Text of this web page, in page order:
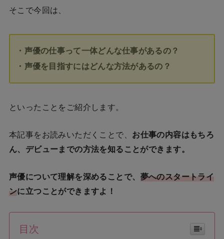
そこで今回は、
・声優の仕事って一体どんな仕事があるの？
・声優を目指すにはどんな方法があるの？
といったことをご紹介します。
本記事をお読みいただくことで、 お仕事の内容はもちろ
ん、デビューまでの方法を知ることができます。
声優について理解を深めることで、 夢へのスタートライ
ンに立つことができますよ！
目次